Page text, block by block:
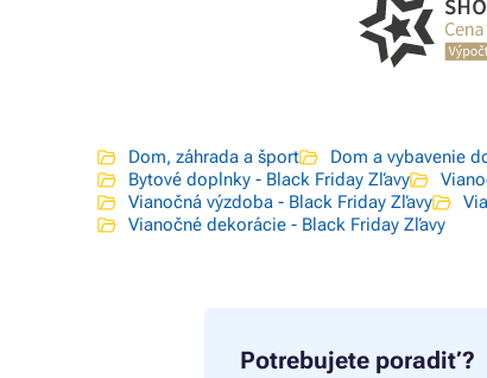
Dom, záhrada a šport Dom a vybavenie
Bytové doplnky - Black Friday Zľavy
Vianočná výzdoba - Black Friday Zľavy
Vianočné dekorácie - Black Friday Zľavy
Potrebujete poradiť?